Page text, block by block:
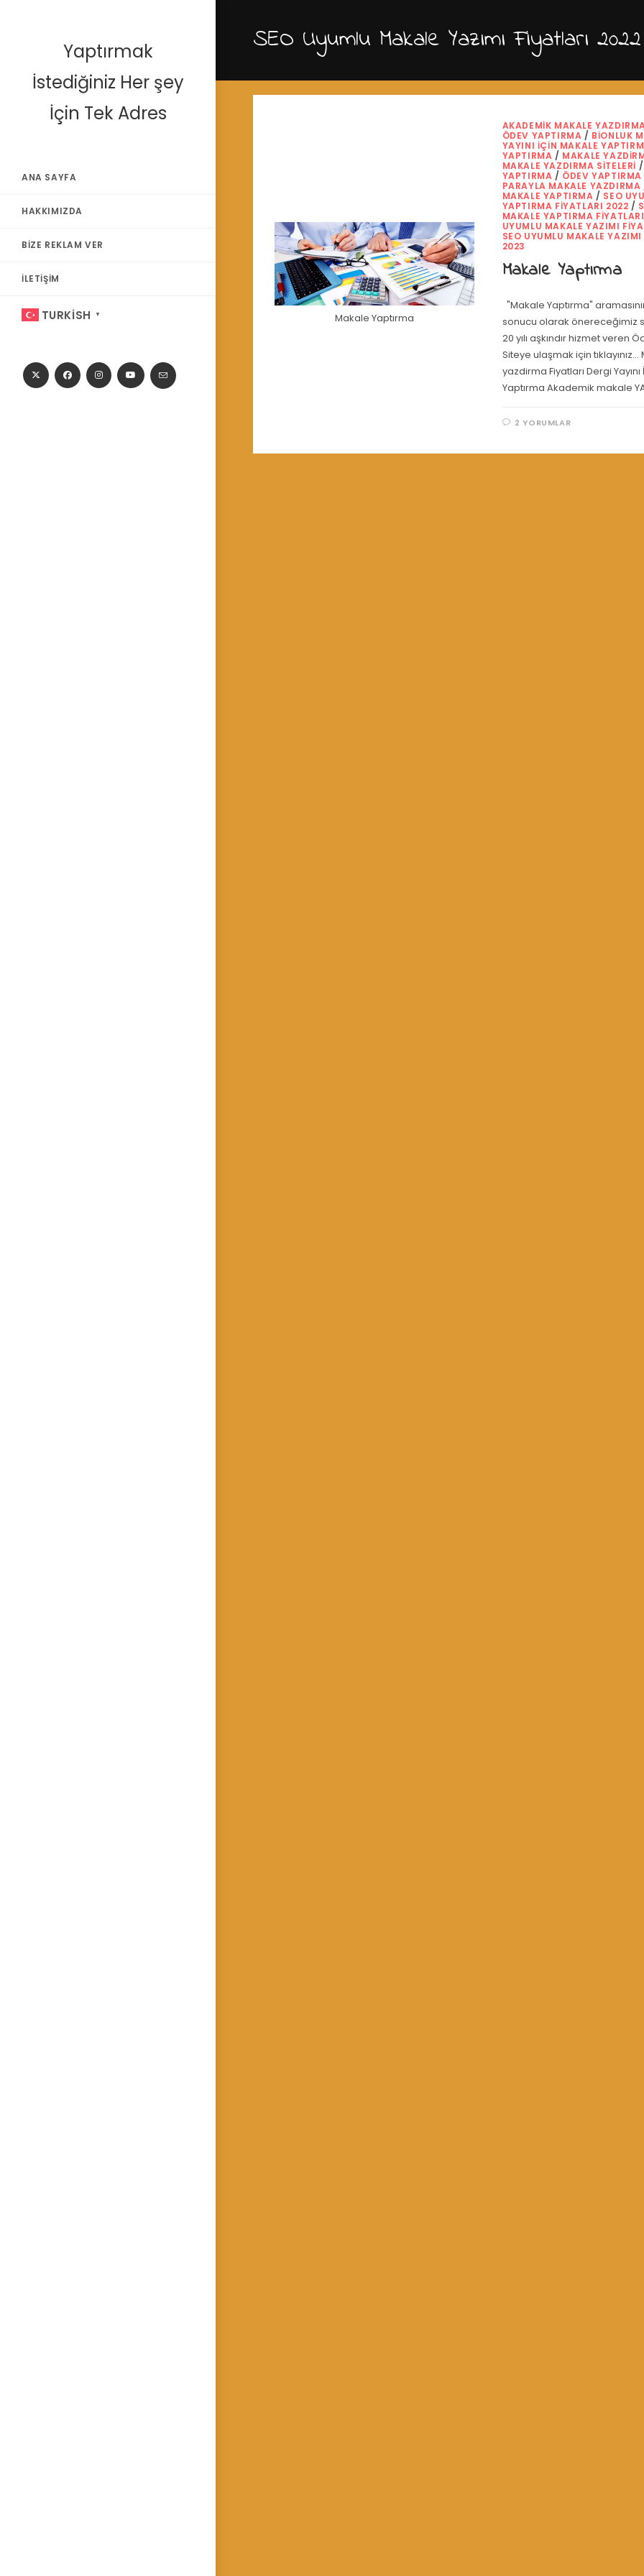
content
Yaptırmak
İstediğiniz Her şey
İçin Tek Adres
ANA SAYFA
HAKKIMIZDA
BIZE REKLAM VER
İLETIŞIM
TURKISH ▼
SEO Uyumlu Makale Yazımı Fiyatları 2022
Makale Yaptırma
AKADEMIK MAKALE YAZDIRMA
ÖDEV YAPTIRMA / BIONLUK
YAYINI İÇIN MAKALE
YAPTIRMA / MAKALE
MAKALE YAZDIRMA SITELERI /
YAPTIRMA / ÖDEV YAPTIRMA
PARAYLA MAKALE YAZDIRMA
MAKALE YAPTIRMA / SEO
YAPTIRMA FIYATLARI 2022 /
MAKALE YAPTIRMA
UYUMLU MAKALE YAZIMI
SEO UYUMLU MAKALE YAZIMI
2023
Makale Yaptırma
"Makale Yaptırma"
sonucu olarak önereceğimiz
20 yılı aşkındır hizmet veren
Siteye ulaşmak için
yazdirma Fiyatları Dergi
Yaptırma Akademik makale
2 YORUMLAR